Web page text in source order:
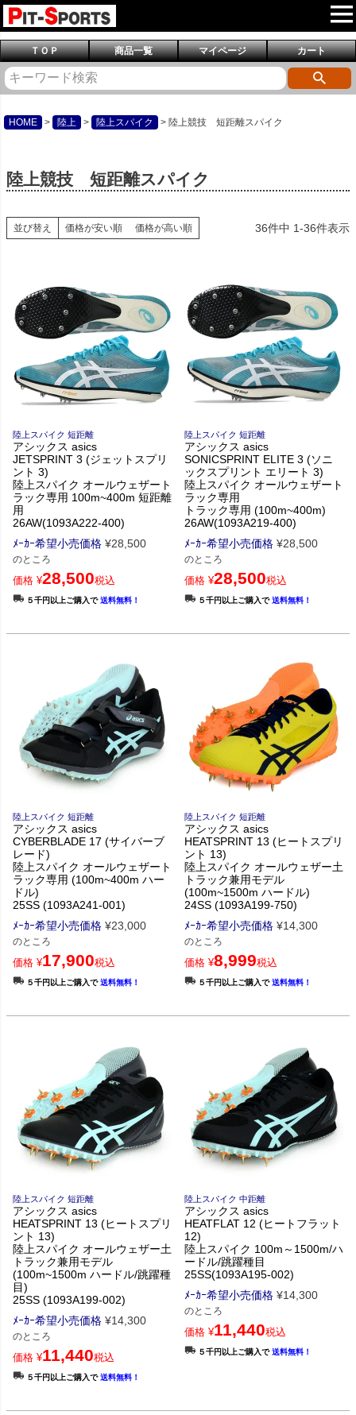
ＴＯＰ 商品一覧 マイページ カート
HOME 陸上 陸上スパイク 陸上競技 短距離スパイク
陸上競技 短距離スパイク
並び替え 価格が安い順 価格が高い順 36件中 1-36件表示
陸上スパイク 短距離
アシックス asics
JETSPRINT 3 (ジェットスプリ
ント 3)
陸上スパイク オールウェザート
ラック専用 100m~400m 短距離
用
26AW(1093A222-400)
ﾒｰｶｰ希望小売価格 ¥28,500
のところ
価格 ¥28,500税込
５千円以上ご購入で送料無料！
陸上スパイク 短距離
アシックス asics
SONICSPRINT ELITE 3 (ソニ
ックスプリント エリート 3)
陸上スパイク オールウェザート
ラック専用
トラック専用 (100m~400m)
26AW(1093A219-400)
ﾒｰｶｰ希望小売価格 ¥28,500
のところ
価格 ¥28,500税込
５千円以上ご購入で送料無料！
陸上スパイク 短距離
アシックス asics
CYBERBLADE 17 (サイバーブ
レード)
陸上スパイク オールウェザート
ラック専用 (100m~400m ハー
ドル)
25SS (1093A241-001)
ﾒｰｶｰ希望小売価格 ¥23,000
のところ
価格 ¥17,900税込
５千円以上ご購入で送料無料！
陸上スパイク 短距離
アシックス asics
HEATSPRINT 13 (ヒートスプリ
ント 13)
陸上スパイク オールウェザー土
トラック兼用モデル
(100m~1500m ハードル)
24SS (1093A199-750)
ﾒｰｶｰ希望小売価格 ¥14,300
のところ
価格 ¥8,999税込
５千円以上ご購入で送料無料！
陸上スパイク 短距離
アシックス asics
HEATSPRINT 13 (ヒートスプリ
ント 13)
陸上スパイク オールウェザー土
トラック兼用モデル
(100m~1500m ハードル/跳躍種
目)
25SS (1093A199-002)
ﾒｰｶｰ希望小売価格 ¥14,300
のところ
価格 ¥11,440税込
５千円以上ご購入で送料無料！
陸上スパイク 中距離
アシックス asics
HEATFLAT 12 (ヒートフラット
12)
陸上スパイク 100m～1500m/ハ
ードル/跳躍種目
25SS(1093A195-002)
ﾒｰｶｰ希望小売価格 ¥14,300
のところ
価格 ¥11,440税込
５千円以上ご購入で送料無料！